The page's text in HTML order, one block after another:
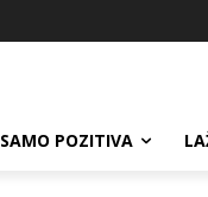
SAMO POZITIVA